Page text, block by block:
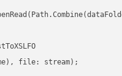
file: stream);